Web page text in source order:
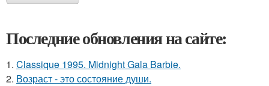
Последние обновления на сайте:
1. Classique 1995. Midnight Gala Barbie.
2. Возраст - это состояние души.